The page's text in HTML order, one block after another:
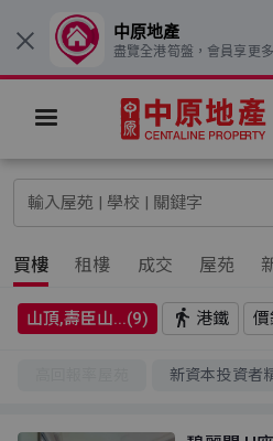
買樓 租樓 成交 屋苑
山頂,壽臣山...(9) 港鐵 價
新資本投資者
× 中原地產
盡覽全港筍盤，會員享更